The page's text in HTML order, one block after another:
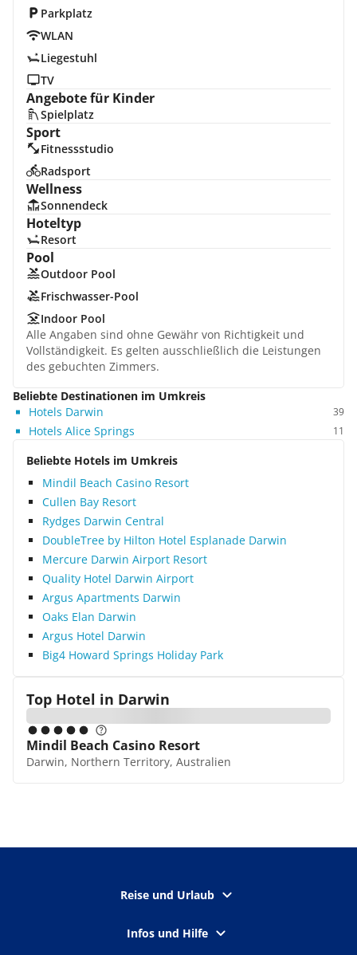
Parkplatz
WLAN
Liegestuhl
TV
Angebote für Kinder
Spielplatz
Sport
Fitnessstudio
Radsport
Wellness
Sonnendeck
Hoteltyp
Resort
Pool
Outdoor Pool
Frischwasser-Pool
Indoor Pool
Alle Angaben sind ohne Gewähr von Richtigkeit und
Vollständigkeit. Es gelten ausschließlich die Leistungen
des gebuchten Zimmers.
Beliebte Destinationen im Umkreis
Hotels Darwin
39
Hotels Alice Springs 11
Beliebte Hotels im Umkreis
Mindil Beach Casino Resort
Cullen Bay Resort
Rydges Darwin Central
DoubleTree by Hilton Hotel Esplanade Darwin
Mercure Darwin Airport Resort
Quality Hotel Darwin Airport
Argus Apartments Darwin
Oaks Elan Darwin
Argus Hotel Darwin
Big4 Howard Springs Holiday Park
Top Hotel in Darwin
Mindil Beach Casino Resort
Darwin, Northern Territory, Australien
Reise und Urlaub
Infos und Hilfe